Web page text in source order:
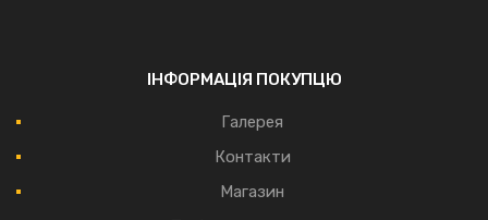
ІНФОРМАЦІЯ ПОКУПЦЮ
Галерея
Контакти
Магазин